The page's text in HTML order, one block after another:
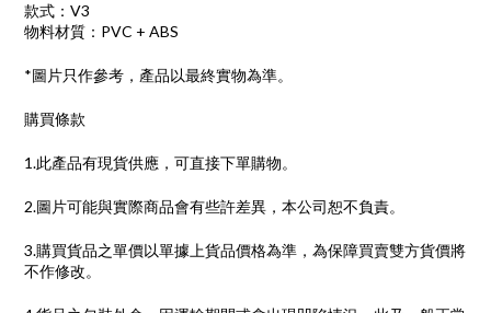
款式：V3
物料材質：PVC + ABS
*圖片只作參考，產品以最終實物為準。
購買條款
1.此產品有現貨供應，可直接下單購物。
2.圖片可能與實際商品會有些許差異，本公司恕不負責。
3.購買貨品之單價以單據上貨品價格為準，為保障買賣雙方貨價將
不作修改。